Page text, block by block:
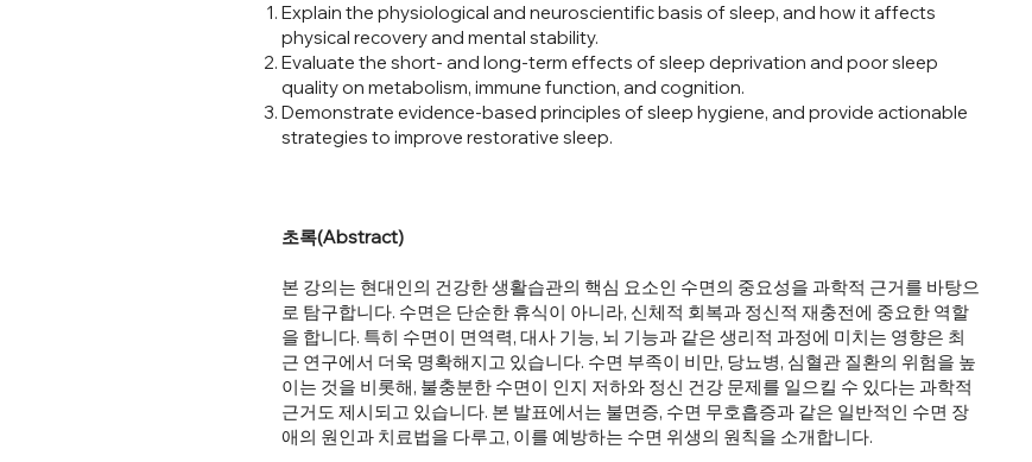
Explain the physiological and neuroscientific basis of sleep, and how it affects
physical recovery and mental stability.
Evaluate the short- and long-term effects of sleep deprivation and poor sleep
quality on metabolism, immune function, and cognition.
Demonstrate evidence-based principles of sleep hygiene, and provide actionable
strategies to improve restorative sleep.
초록(Abstract)
본 강의는 현대인의 건강한 생활습관의 핵심 요소인 수면의 중요성을 과학적 근거를 바탕으
로 탐구합니다. 수면은 단순한 휴식이 아니라, 신체적 회복과 정신적 재충전에 중요한 역할
을 합니다. 특히 수면이 면역력, 대사 기능, 뇌 기능과 같은 생리적 과정에 미치는 영향은 최
근 연구에서 더욱 명확해지고 있습니다. 수면 부족이 비만, 당뇨병, 심혈관 질환의 위험을 높
이는 것을 비롯해, 불충분한 수면이 인지 저하와 정신 건강 문제를 일으킬 수 있다는 과학적
근거도 제시되고 있습니다. 본 발표에서는 불면증, 수면 무호흡증과 같은 일반적인 수면 장
애의 원인과 치료법을 다루고, 이를 예방하는 수면 위생의 원칙을 소개합니다.